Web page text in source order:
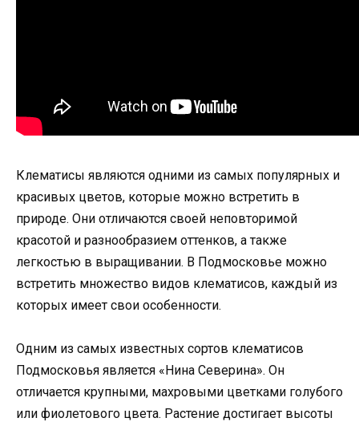
Клематисы являются одними из самых популярных и
красивых цветов, которые можно встретить в
природе. Они отличаются своей неповторимой
красотой и разнообразием оттенков, а также
легкостью в выращивании. В Подмосковье можно
встретить множество видов клематисов, каждый из
которых имеет свои особенности.
Одним из самых известных сортов клематисов
Подмосковья является «Нина Северина». Он
отличается крупными, махровыми цветками голубого
или фиолетового цвета. Растение достигает высоты